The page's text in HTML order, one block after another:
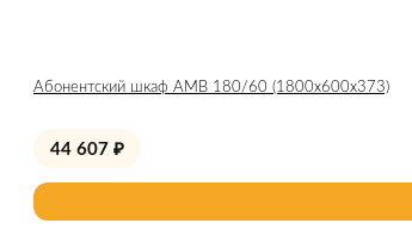
Абонентский шкаф AMB 180/60 (1800x600x373)
44 607 ₽